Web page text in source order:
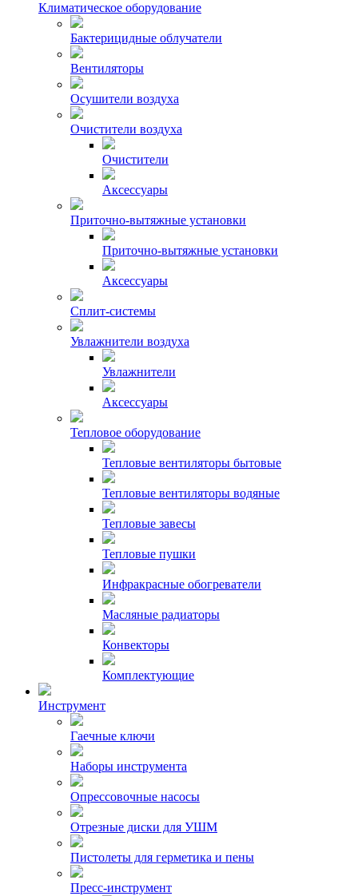
Климатическое оборудование
Бактерицидные облучатели
Вентиляторы
Осушители воздуха
Очистители воздуха
Очистители
Аксессуары
Приточно-вытяжные установки
Приточно-вытяжные установки
Аксессуары
Сплит-системы
Увлажнители воздуха
Увлажнители
Аксессуары
Тепловое оборудование
Тепловые вентиляторы бытовые
Тепловые вентиляторы водяные
Тепловые завесы
Тепловые пушки
Инфракрасные обогреватели
Масляные радиаторы
Конвекторы
Комплектующие
Инструмент
Гаечные ключи
Наборы инструмента
Опрессовочные насосы
Отрезные диски для УШМ
Пистолеты для герметика и пены
Пресс-инструмент